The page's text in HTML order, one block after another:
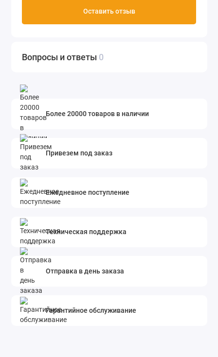
Оставить отзыв
Вопросы и ответы 0
Более 20000 товаров в наличии
Привезем под заказ
Ежедневное поступление
Техническая поддержка
Отправка в день заказа
Гарантийное обслуживание